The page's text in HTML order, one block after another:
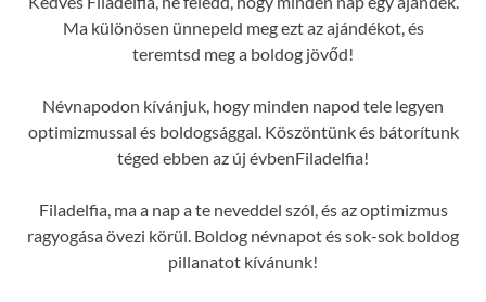
Ma különösen ünnepeld meg ezt az ajándékot, és
teremtsd meg a boldog jövőd!
Névnapodon kívánjuk, hogy minden napod tele legyen
optimizmussal és boldogsággal. Köszöntünk és bátorítunk
téged ebben az új évbenFiladelfia!
Filadelfia, ma a nap a te neveddel szól, és az optimizmus
ragyogása övezi körül. Boldog névnapot és sok-sok boldog
pillanatot kívánunk!